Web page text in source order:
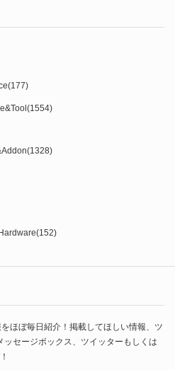
(177)
(1554)
(1328)
(152)
ほぼ毎日紹介！掲載してほしい情報、ツ
セージボックス、ツイッターもしくは